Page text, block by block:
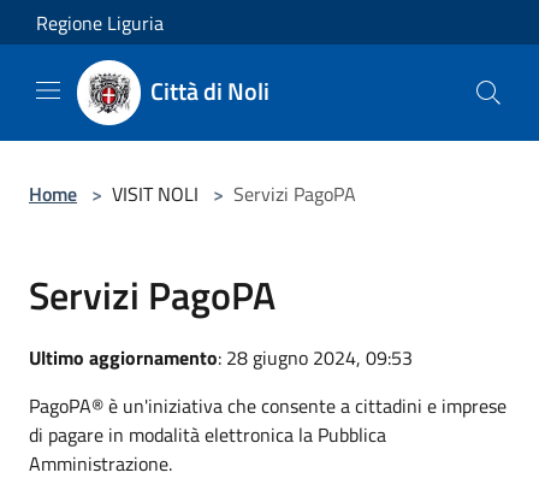
Salta al contenuto principale
Regione Liguria
Città di Noli
Home > VISIT NOLI > Servizi PagoPA
Servizi PagoPA
Ultimo aggiornamento: 28 giugno 2024, 09:53
PagoPA® è un'iniziativa che consente a cittadini e imprese
di pagare in modalità elettronica la Pubblica
Amministrazione.